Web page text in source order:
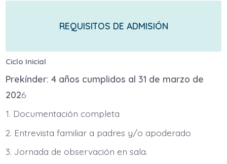
REQUISITOS DE ADMISIÓN
Ciclo Inicial
Prekínder: 4 años cumplidos al 31 de marzo de
2026
1. Documentación completa
2. Entrevista familiar a padres y/o apoderado
3. Jornada de observación en sala.